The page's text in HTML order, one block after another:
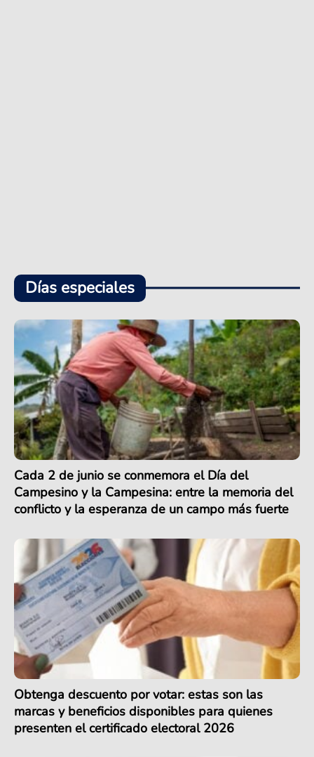
Días especiales
Cada 2 de junio se conmemora el Día del
Campesino y la Campesina: entre la memoria del
conflicto y la esperanza de un campo más fuerte
Obtenga descuento por votar: estas son las
marcas y beneficios disponibles para quienes
presenten el certificado electoral 2026